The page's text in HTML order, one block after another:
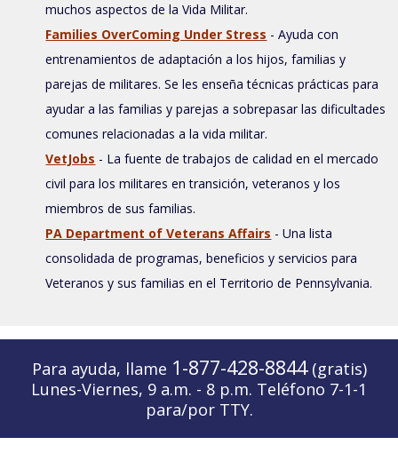
muchos aspectos de la Vida Militar.
Families OverComing Under Stress - Ayuda con
entrenamientos de adaptación a los hijos, familias y
parejas de militares. Se les enseña técnicas prácticas para
ayudar a las familias y parejas a sobrepasar las dificultades
comunes relacionadas a la vida militar.
VetJobs - La fuente de trabajos de calidad en el mercado
civil para los militares en transición, veteranos y los
miembros de sus familias.
PA Department of Veterans Affairs - Una lista
consolidada de programas, beneficios y servicios para
Veteranos y sus familias en el Territorio de Pennsylvania.
Para ayuda, llame 1-877-428-8844(gratis)
Lunes-Viernes, 9 a.m. - 8 p.m. Teléfono 7-1-1
para/por TTY.